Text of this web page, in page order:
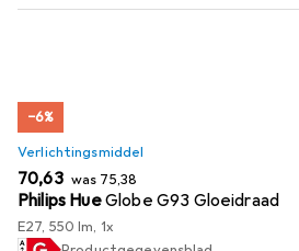
−6%
Verlichtingsmiddel
EUR
70,63 was EUR
75,38
Philips HueGlobe G93 Gloeidraad
E27, 550 lm, 1x